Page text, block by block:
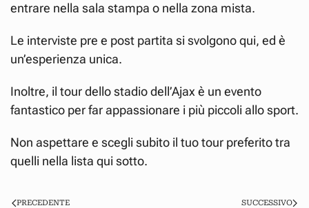
entrare nella sala stampa o nella zona mista.
Le interviste pre e post partita si svolgono qui, ed è
un’esperienza unica.
Inoltre, il tour dello stadio dell’Ajax è un evento
fantastico per far appassionare i più piccoli allo sport.
Non aspettare e scegli subito il tuo tour preferito tra
quelli nella lista qui sotto.
PRECEDENTE SUCCESSIVO